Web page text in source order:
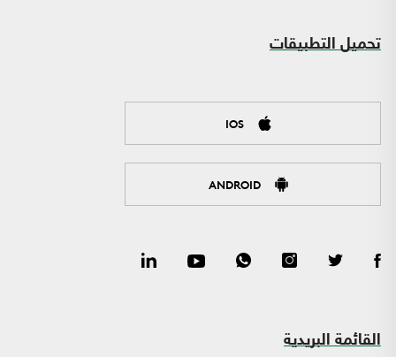
تحميل التطبيقات
IOS
ANDROID
القائمة البريدية